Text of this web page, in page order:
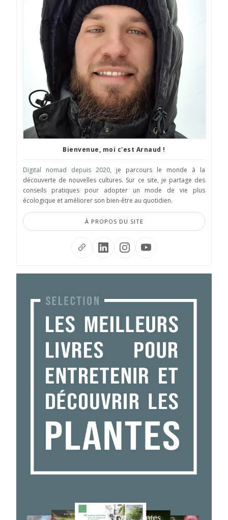
Bienvenue, moi c'est Arnaud !
Digital nomad depuis 2020, je parcours le monde à la
découverte de nouvelles cultures. Sur ce site, je partage des
conseils pratiques pour adopter un mode de vie plus
écologique et améliorer son bien-être au quotidien.
À PROPOS DU SITE